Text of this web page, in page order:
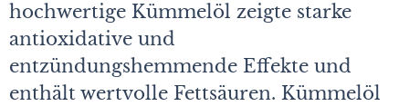
hochwertige Kümmelöl zeigte starke
antioxidative und
entzündungshemmende Effekte und
enthält wertvolle Fettsäuren. Kümmelöl